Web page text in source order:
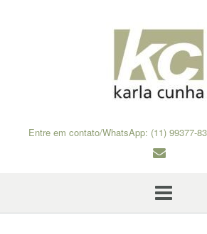
Entre em contato/WhatsApp: (11) 99377-